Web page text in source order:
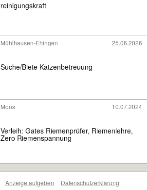
reinigungskraft
Mühlhausen-Ehingen 25.06.2026
Suche/Biete Katzenbetreuung
Moos 10.07.2024
Verleih: Gates Riemenprüfer, Riemenlehre,
Zero Riemenspannung
Anzeige aufgeben Datenschutzerklärung